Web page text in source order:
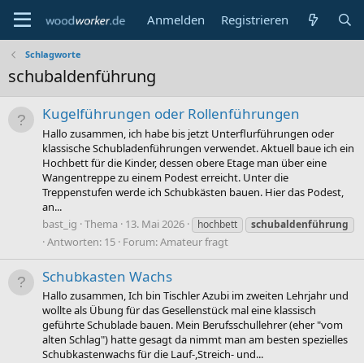
Anmelden Registrieren
Schlagworte
schubaldenführung
Kugelführungen oder Rollenführungen
Hallo zusammen, ich habe bis jetzt Unterflurführungen oder
klassische Schubladenführungen verwendet. Aktuell baue ich ein
Hochbett für die Kinder, dessen obere Etage man über eine
Wangentreppe zu einem Podest erreicht. Unter die
Treppenstufen werde ich Schubkästen bauen. Hier das Podest,
an...
bast_ig Thema 13. Mai 2026 hochbett schubaldenführung
Antworten: 15 Forum:Amateur fragt
Schubkasten Wachs
Hallo zusammen, Ich bin Tischler Azubi im zweiten Lehrjahr und
wollte als Übung für das Gesellenstück mal eine klassisch
geführte Schublade bauen. Mein Berufsschullehrer (eher "vom
alten Schlag") hatte gesagt da nimmt man am besten spezielles
Schubkastenwachs für die Lauf-,Streich- und...